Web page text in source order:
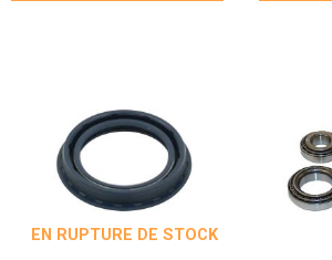
EN RUPTURE DE STOCK